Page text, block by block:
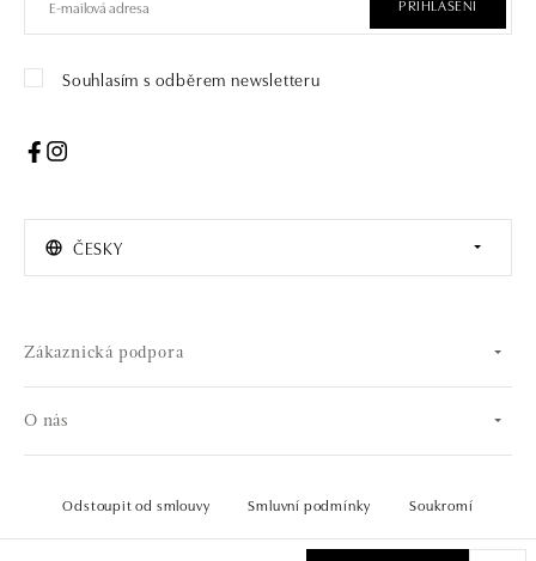
PŘIHLÁŠENÍ
Souhlasím s odběrem newsletteru
ČESKY
Zákaznická podpora
O nás
© 2026 OLA online s.r.o.. Všechna práva vyhrazena.
Odstoupit od smlouvy Smluvní podmínky Soukromí